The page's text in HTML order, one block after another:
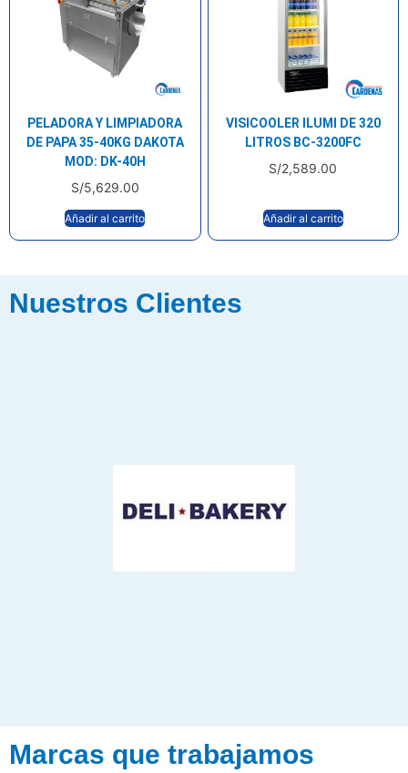
PELADORA Y LIMPIADORA
DE PAPA 35-40KG DAKOTA
MOD: DK-40H
S/5,629.00
Añadir al carrito
VISICOOLER ILUMI DE 320
LITROS BC-3200FC
S/2,589.00
Añadir al carrito
Nuestros Clientes
Marcas que trabajamos